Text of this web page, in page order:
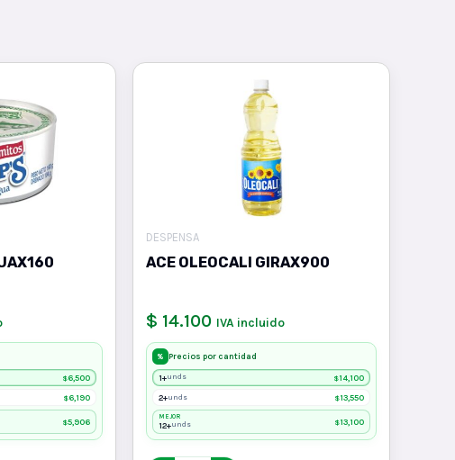
$6,500
$6,190
$5,906
DESPENSA
ACE OLEOCALI GIRAX900
$ 14.100 IVA incluido
% Precios por cantidad
1+unds $14,100
2+unds $13,550
MEJOR
12+unds $13,100